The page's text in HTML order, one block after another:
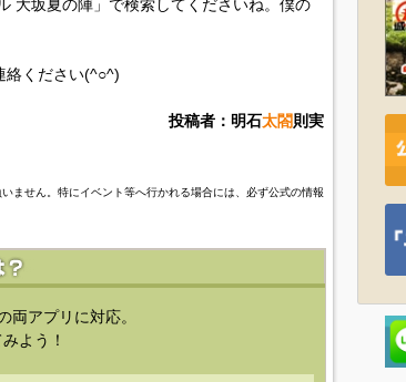
大坂夏の陣」で検索してくださいね。僕の
絡ください(^○^)
投稿者：明石太閤則実
ません。特にイベント等へ行かれる場合には、必ず公式の情報
両アプリに対応。
よう！